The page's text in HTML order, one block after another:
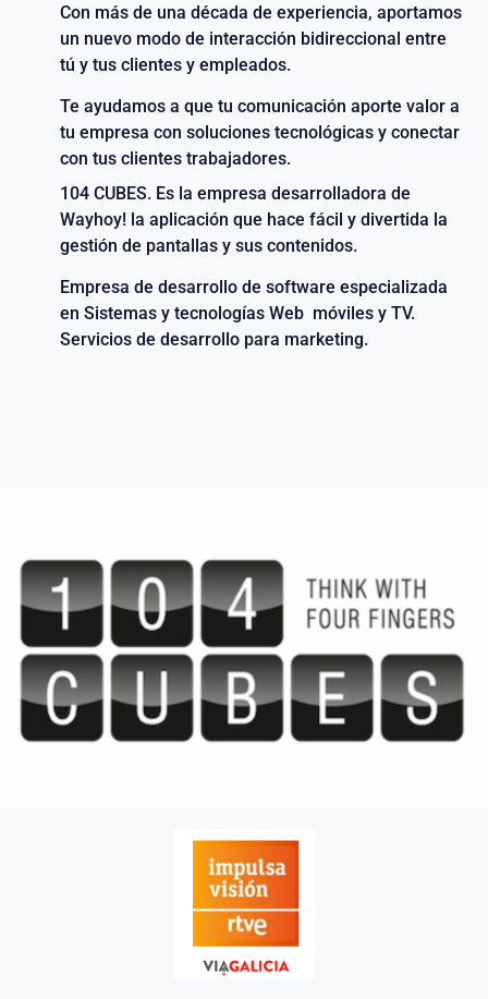
Con más de una década de experiencia, aportamos
un nuevo modo de interacción bidireccional entre
tú y tus clientes y empleados.
Te ayudamos a que tu comunicación aporte valor a
tu empresa con soluciones tecnológicas y conectar
con tus clientes trabajadores.
104 CUBES. Es la empresa desarrolladora de
Wayhoy! la aplicación que hace fácil y divertida la
gestión de pantallas y sus contenidos.
Empresa de desarrollo de software especializada
en Sistemas y tecnologías Web móviles y TV.
Servicios de desarrollo para marketing.